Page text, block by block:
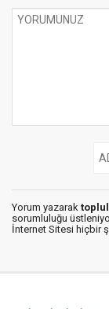
Yorum yazarak
sorumluluğu
İnternet Sitesi hiçbir